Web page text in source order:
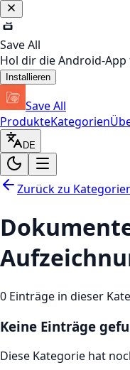
Save All
Hol dir die Android-
Installieren
Save All
ProdukteKategorien
DE
Zurück zu
0 Einträge in dieser
Keine Einträge
Diese Kategorie hat